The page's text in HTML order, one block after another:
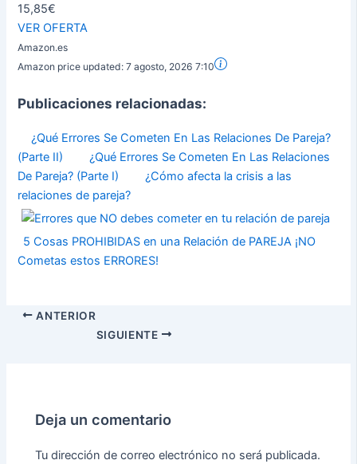
15,85€
VER OFERTA
Amazon.es
Amazon price updated:7 agosto, 2026 7:10
Publicaciones relacionadas:
¿Qué Errores Se Cometen En Las Relaciones De Pareja?
(Parte II)
¿Qué Errores Se Cometen En Las Relaciones
De Pareja? (Parte I)
¿Cómo afecta la crisis a las
relaciones de pareja?
5 Cosas PROHIBIDAS en una Relación de PAREJA ¡NO
Cometas estos ERRORES!
ANTERIOR
SIGUIENTE
Deja un comentario
Tu dirección de correo electrónico no será publicada.